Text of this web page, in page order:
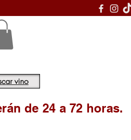
vino
de 24 a 72 horas.